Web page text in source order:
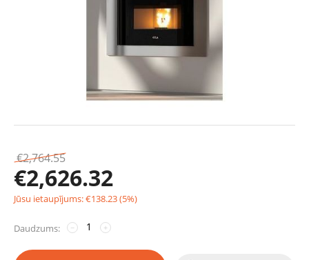
€2,764.55
€2,626.32
Jūsu ietaupījums:€138.23(5%)
Daudzums: +
−